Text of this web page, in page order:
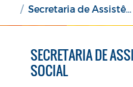
Secretaria de Assistência e Serviço Social
SECRETARIA DE
SOCIAL